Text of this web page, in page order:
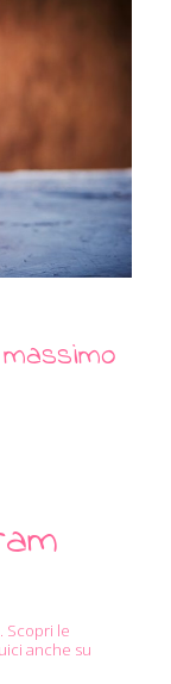
Scopri le
anche su